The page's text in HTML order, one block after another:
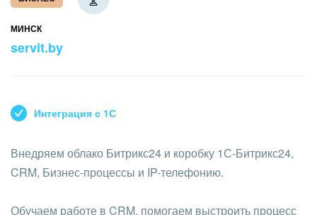
МИНСК
servit.by
Интеграция с 1С
Внедряем облако Битрикс24 и коробку 1С-Битрикс24,
CRM, Бизнес-процессы и IP-телефонию.
Обучаем работе в CRM, помогаем выстроить процесс